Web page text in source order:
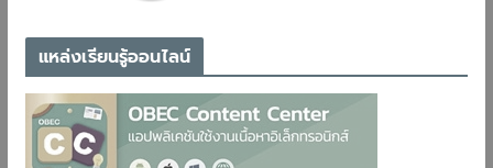
แหล่งเรียนรู้ออนไลน์